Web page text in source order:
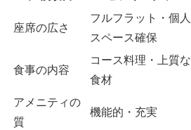
座席の広さ
フルフラット・個人
スペース確保
食事の内容
コース料理・上質な
食材
アメニティの
質
機能的・充実